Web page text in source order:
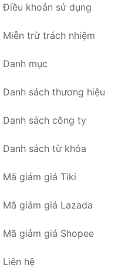
Điều khoản sử dụng
Miễn trừ trách nhiệm
Danh mục
Danh sách thương hiệu
Danh sách công ty
Danh sách từ khóa
Mã giảm giá Tiki
Mã giảm giá Lazada
Mã giảm giá Shopee
Liên hệ